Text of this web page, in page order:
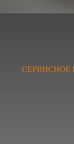
СЕРВИСНОЕ